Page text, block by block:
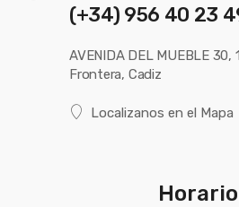
(+34) 956 40 23
AVENIDA DEL MUEBLE 30,
Frontera, Cadiz
Localizanos en el Mapa